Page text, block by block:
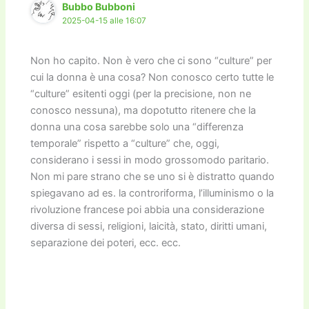
Bubbo Bubboni
2025-04-15 alle 16:07
Non ho capito. Non è vero che ci sono “culture” per
cui la donna è una cosa? Non conosco certo tutte le
“culture” esitenti oggi (per la precisione, non ne
conosco nessuna), ma dopotutto ritenere che la
donna una cosa sarebbe solo una “differenza
temporale” rispetto a “culture” che, oggi,
considerano i sessi in modo grossomodo paritario.
Non mi pare strano che se uno si è distratto quando
spiegavano ad es. la controriforma, l’illuminismo o la
rivoluzione francese poi abbia una considerazione
diversa di sessi, religioni, laicità, stato, diritti umani,
separazione dei poteri, ecc. ecc.